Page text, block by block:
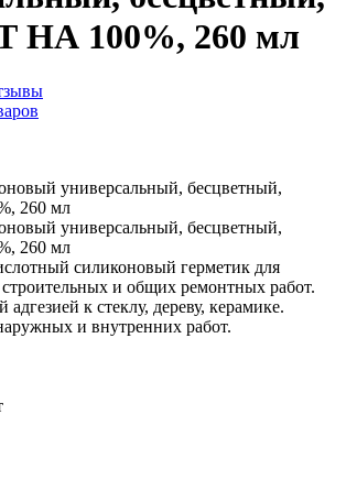
100%, 260 мл
силиконовый герметик для
и общих ремонтных работ.
к стеклу, дереву, керамике.
и внутренних работ.